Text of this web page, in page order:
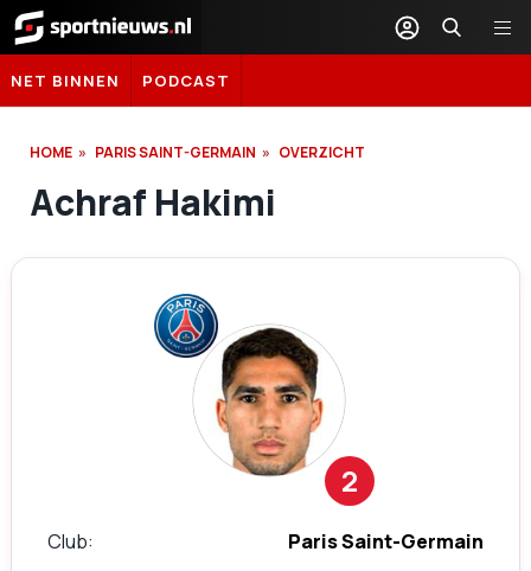
Sportnieuws.nl
NET BINNEN PODCAST
HOME PARIS SAINT-GERMAIN OVERZICHT
Achraf Hakimi
2
Club
Paris Saint-Germain